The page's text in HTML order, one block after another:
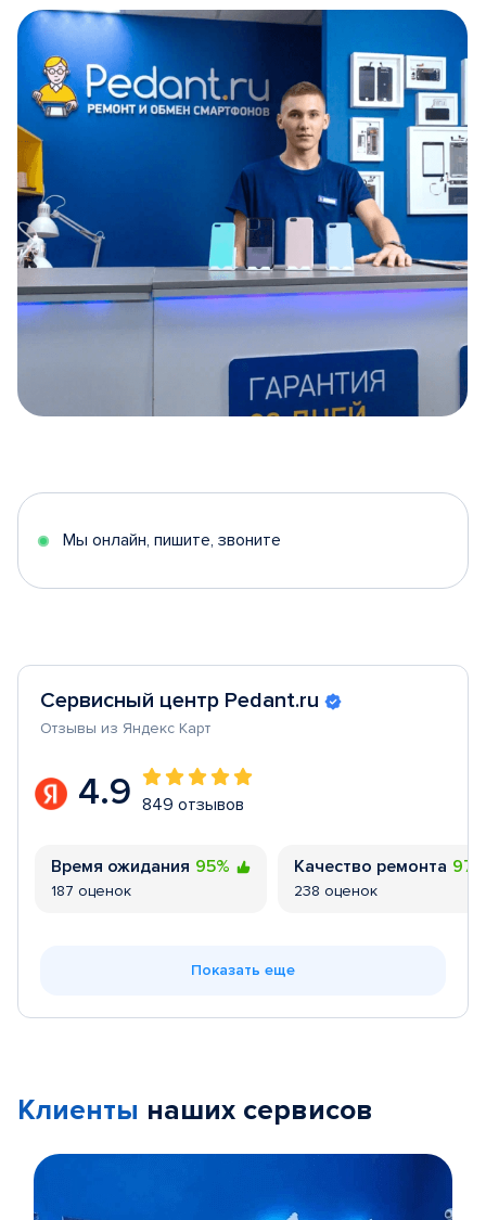
5
Мы онлайн, пишите, звоните
Сервисный центр Pedant.ru
Отзывы из Яндекс Карт
4.9 849 отзывов
Время ожидания 95%
187 оценок
Качество ремонта
238 оценок
Показать еще
Клиенты наших сервисов